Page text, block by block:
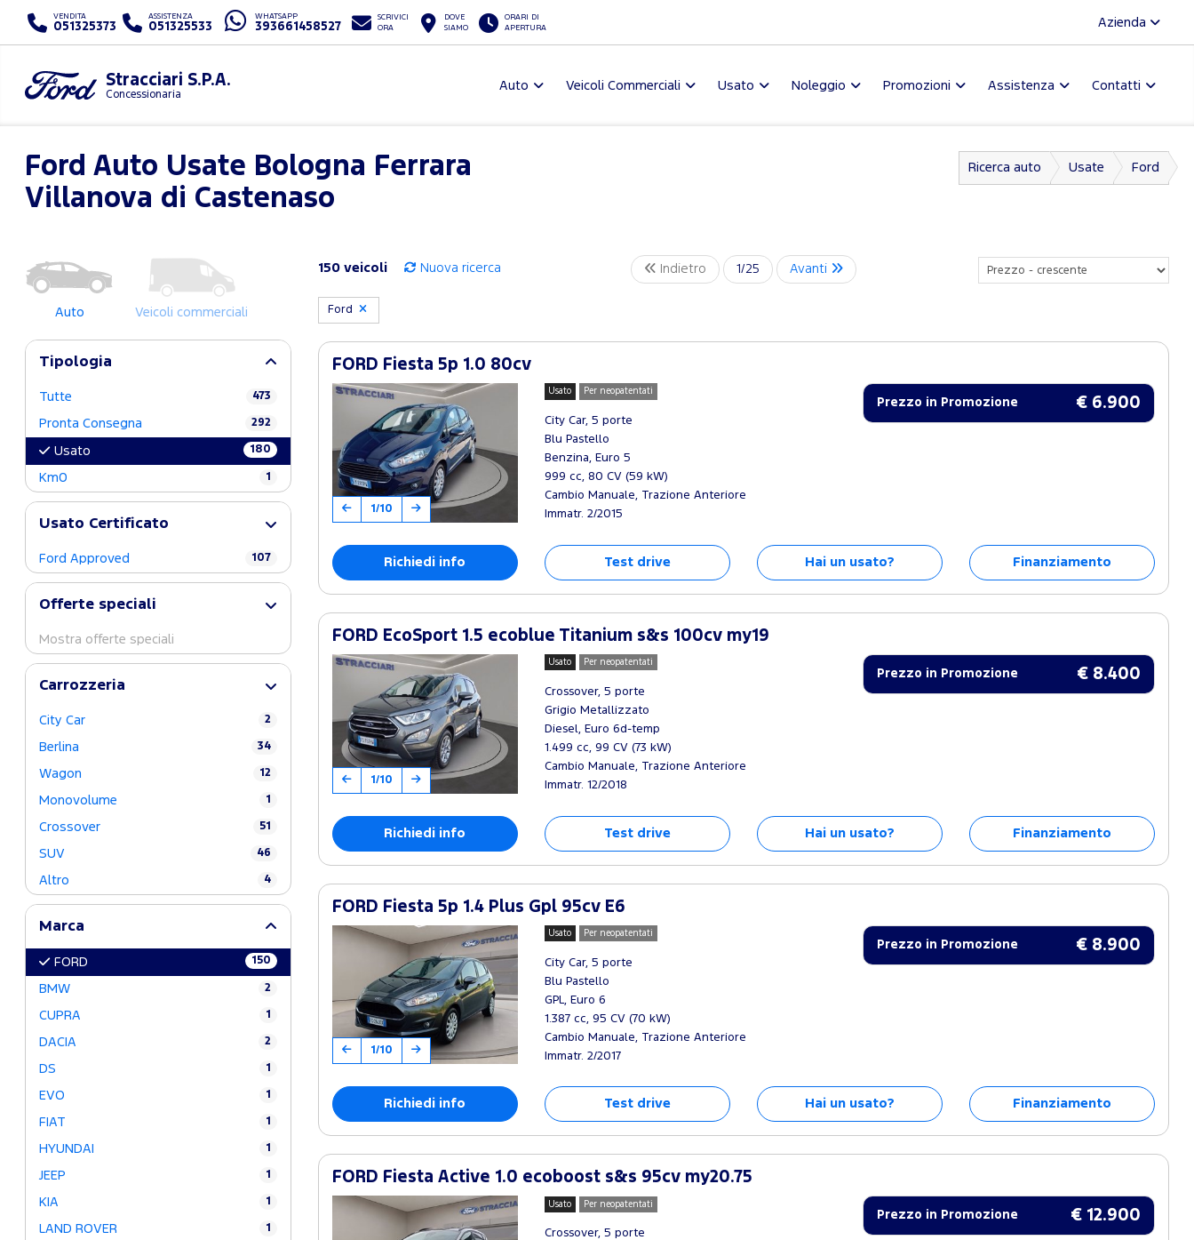
VENDITA
051325373
ASSISTENZA
051325533
WHATSAPP
393661458527
SCRIVICI
ORA
DOVE
SIAMO
ORARI DI
APERTURA
Azienda
Stracciari S.P.A.
Concessionaria
Auto Veicoli Commerciali Usato Noleggio Promozioni Assistenza Contatti
Ford Auto Usate Bologna Ferrara
Villanova di Castenaso
Ricerca auto Usate Ford
Auto Veicoli commerciali
Tipologia
Tutte 473
Pronta Consegna 292
Usato 180
Km0 1
Usato Certificato
Ford Approved 107
Offerte speciali
Mostra offerte speciali
Carrozzeria
City Car 2
Berlina 34
Wagon 12
Monovolume 1
Crossover 51
SUV 46
Altro 4
Marca
FORD 150
BMW 2
CUPRA 1
DACIA 2
DS 1
EVO 1
FIAT 1
HYUNDAI 1
JEEP 1
KIA 1
LAND ROVER 1
150 veicoli Nuova ricerca Indietro 1/25 Avanti
Ford
FORD Fiesta 5p 1.0 80cv
1/10
Usato Per neopatentati
City Car, 5 porte
Blu Pastello
Benzina, Euro 5
999 cc, 80 CV (59 kW)
Cambio Manuale, Trazione Anteriore
Immatr. 2/2015
Prezzo in Promozione € 6.900
Richiedi info Test drive Hai un usato? Finanziamento
FORD EcoSport 1.5 ecoblue Titanium s&s 100cv my19
1/10
Usato Per neopatentati
Crossover, 5 porte
Grigio Metallizzato
Diesel, Euro 6d-temp
1.499 cc, 99 CV (73 kW)
Cambio Manuale, Trazione Anteriore
Immatr. 12/2018
Prezzo in Promozione € 8.400
Richiedi info Test drive Hai un usato? Finanziamento
FORD Fiesta 5p 1.4 Plus Gpl 95cv E6
1/10
Usato Per neopatentati
City Car, 5 porte
Blu Pastello
GPL, Euro 6
1.387 cc, 95 CV (70 kW)
Cambio Manuale, Trazione Anteriore
Immatr. 2/2017
Prezzo in Promozione € 8.900
Richiedi info Test drive Hai un usato? Finanziamento
FORD Fiesta Active 1.0 ecoboost s&s 95cv my20.75
Usato Per neopatentati
Crossover, 5 porte
Prezzo in Promozione € 12.900